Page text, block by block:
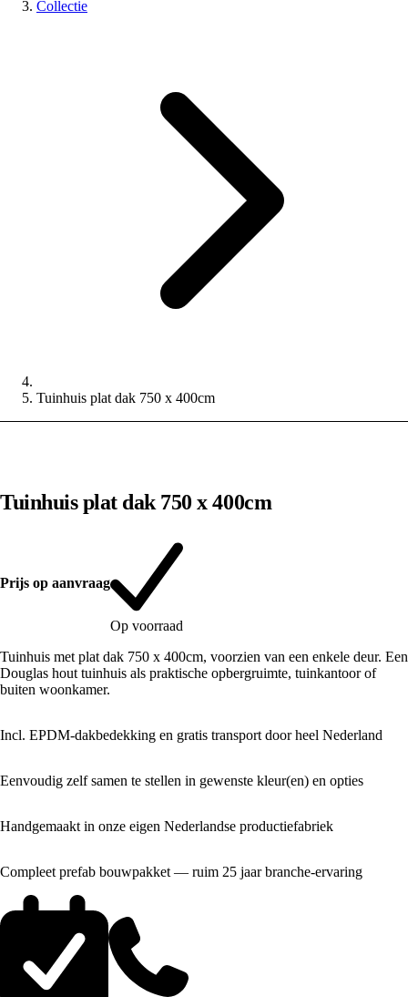
Collectie
Tuinhuis plat dak 750 x 400cm
Tuinhuis plat dak 750 x 400cm
Prijs op aanvraag
Op voorraad
Tuinhuis met plat dak 750 x 400cm, voorzien van een enkele deur. Een
Douglas hout tuinhuis als praktische opbergruimte, tuinkantoor of
buiten woonkamer.
Incl. EPDM-dakbedekking en gratis transport door heel Nederland
Eenvoudig zelf samen te stellen in gewenste kleur(en) en opties
Handgemaakt in onze eigen Nederlandse productiefabriek
Compleet prefab bouwpakket — ruim 25 jaar branche-ervaring